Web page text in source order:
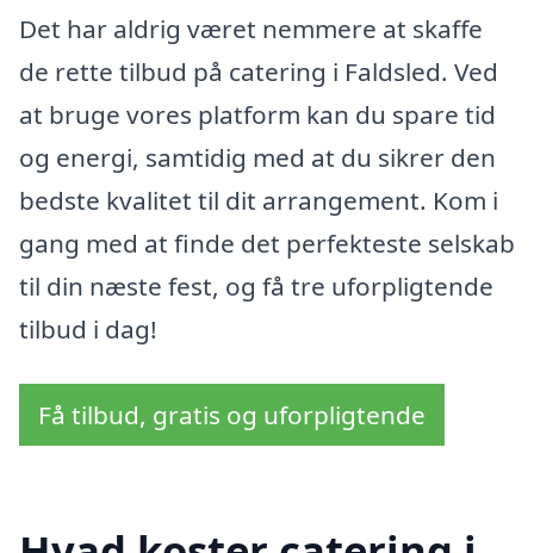
Det har aldrig været nemmere at skaffe
de rette tilbud på catering i Faldsled. Ved
at bruge vores platform kan du spare tid
og energi, samtidig med at du sikrer den
bedste kvalitet til dit arrangement. Kom i
gang med at finde det perfekteste selskab
til din næste fest, og få tre uforpligtende
tilbud i dag!
Få tilbud, gratis og uforpligtende